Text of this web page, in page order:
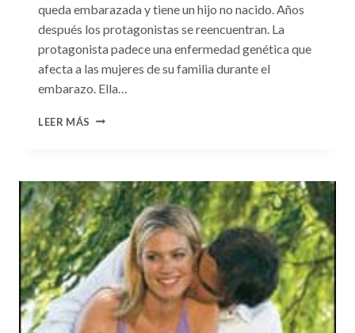
queda embarazada y tiene un hijo no nacido. Años
después los protagonistas se reencuentran. La
protagonista padece una enfermedad genética que
afecta a las mujeres de su familia durante el
embarazo. Ella…
LEER MÁS CONSULTA